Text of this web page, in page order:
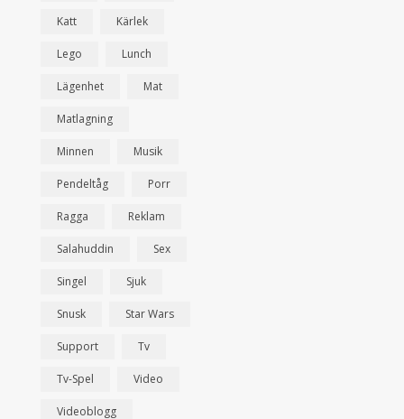
Katt Kärlek
Lego Lunch
Lägenhet Mat
Matlagning
Minnen Musik
Pendeltåg Porr
Ragga Reklam
Salahuddin Sex
Singel Sjuk
Snusk Star Wars
Support Tv
Tv-Spel Video
Videoblogg